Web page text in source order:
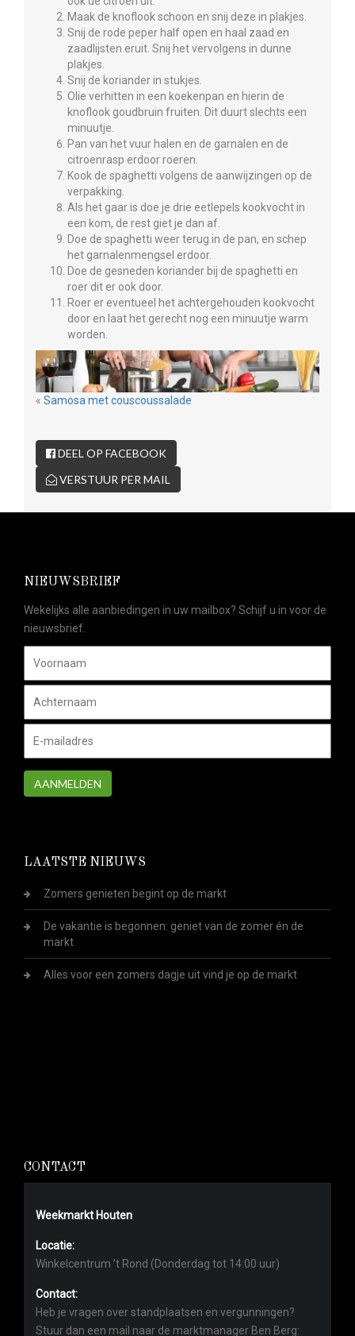
Maak de knoflook schoon en snij deze in plakjes.
Snij de rode peper half open en haal zaad en
zaadlijsten eruit. Snij het vervolgens in dunne
plakjes.
Snij de koriander in stukjes.
Olie verhitten in een koekenpan en hierin de
knoflook goudbruin fruiten. Dit duurt slechts een
minuutje.
Pan van het vuur halen en de garnalen en de
citroenrasp erdoor roeren.
Kook de spaghetti volgens de aanwijzingen op de
verpakking.
Als het gaar is doe je drie eetlepels kookvocht in
een kom, de rest giet je dan af.
Doe de spaghetti weer terug in de pan, en schep
het garnalenmengsel erdoor.
Doe de gesneden koriander bij de spaghetti en
roer dit er ook door.
Roer er eventueel het achtergehouden kookvocht
door en laat het gerecht nog een minuutje warm
worden.
« Samosa met couscoussalade
DEEL OP FACEBOOK
VERSTUUR PER MAIL
NIEUWSBRIEF
Wekelijks alle aanbiedingen in uw mailbox? Schijf u in voor de
nieuwsbrief.
AANMELDEN
LAATSTE NIEUWS
Zomers genieten begint op de markt
De vakantie is begonnen: geniet van de zomer én de
markt
Alles voor een zomers dagje uit vind je op de markt
CONTACT
Weekmarkt Houten
Locatie:
Winkelcentrum ’t Rond (Donderdag tot 14:00 uur)
Contact:
Heb je vragen over standplaatsen en vergunningen?
Stuur dan een mail naar de marktmanager Ben Berg: